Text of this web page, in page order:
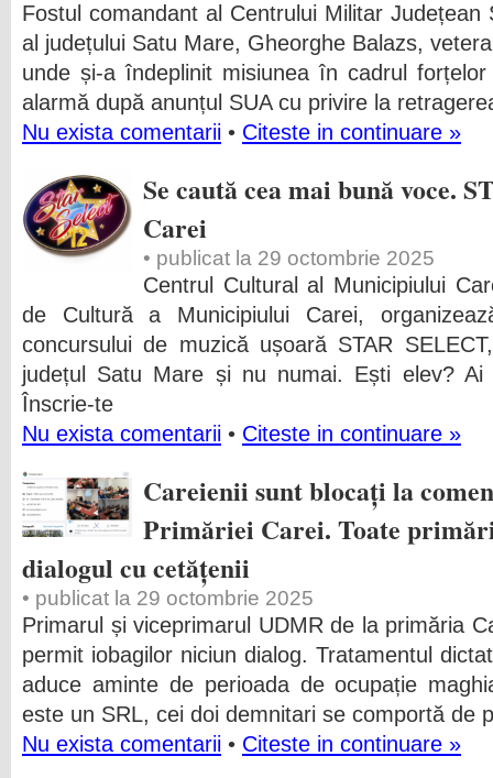
Fostul comandant al Centrului Militar
al județului Satu Mare, Gheorghe Balazs,
unde și-a îndeplinit misiunea în cadrul
alarmă după anunțul SUA cu privire la
Nu exista comentarii • Citeste in continuare »
Se caută cea mai bună voce.
Carei
• publicat la 29 octombrie 2025
Centrul Cultural al Municipiului
de Cultură a Municipiului Carei,
concursului de muzică ușoară STAR
județul Satu Mare și nu numai. Ești elev?
Înscrie-te
Nu exista comentarii • Citeste in continuare »
Careienii sunt blocați la
Primăriei Carei. Toate
dialogul cu cetățenii
• publicat la 29 octombrie 2025
Primarul și viceprimarul UDMR de la primăria
permit iobagilor niciun dialog. Tratamentul
aduce aminte de perioada de ocupație
este un SRL, cei doi demnitari se comportă de
Nu exista comentarii • Citeste in continuare »